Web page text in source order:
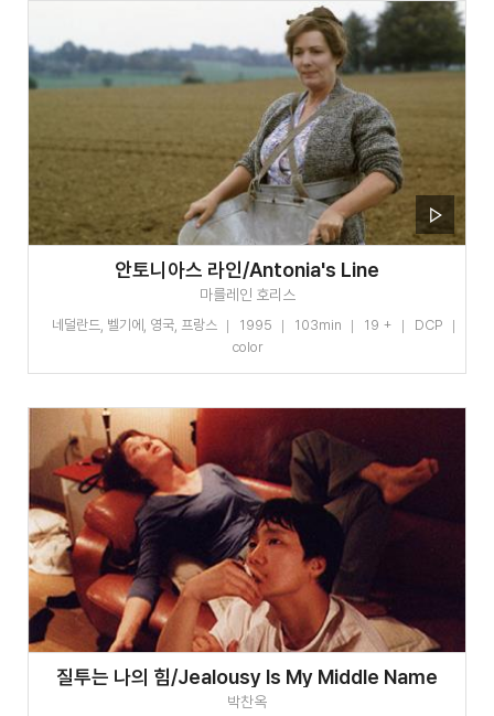
안토니아스 라인/Antonia's Line
마를레인 호리스
네덜란드, 벨기에, 영국, 프랑스 1995 103min 19 +
DCP
color
질투는 나의 힘/Jealousy Is My Middle Name
박찬옥